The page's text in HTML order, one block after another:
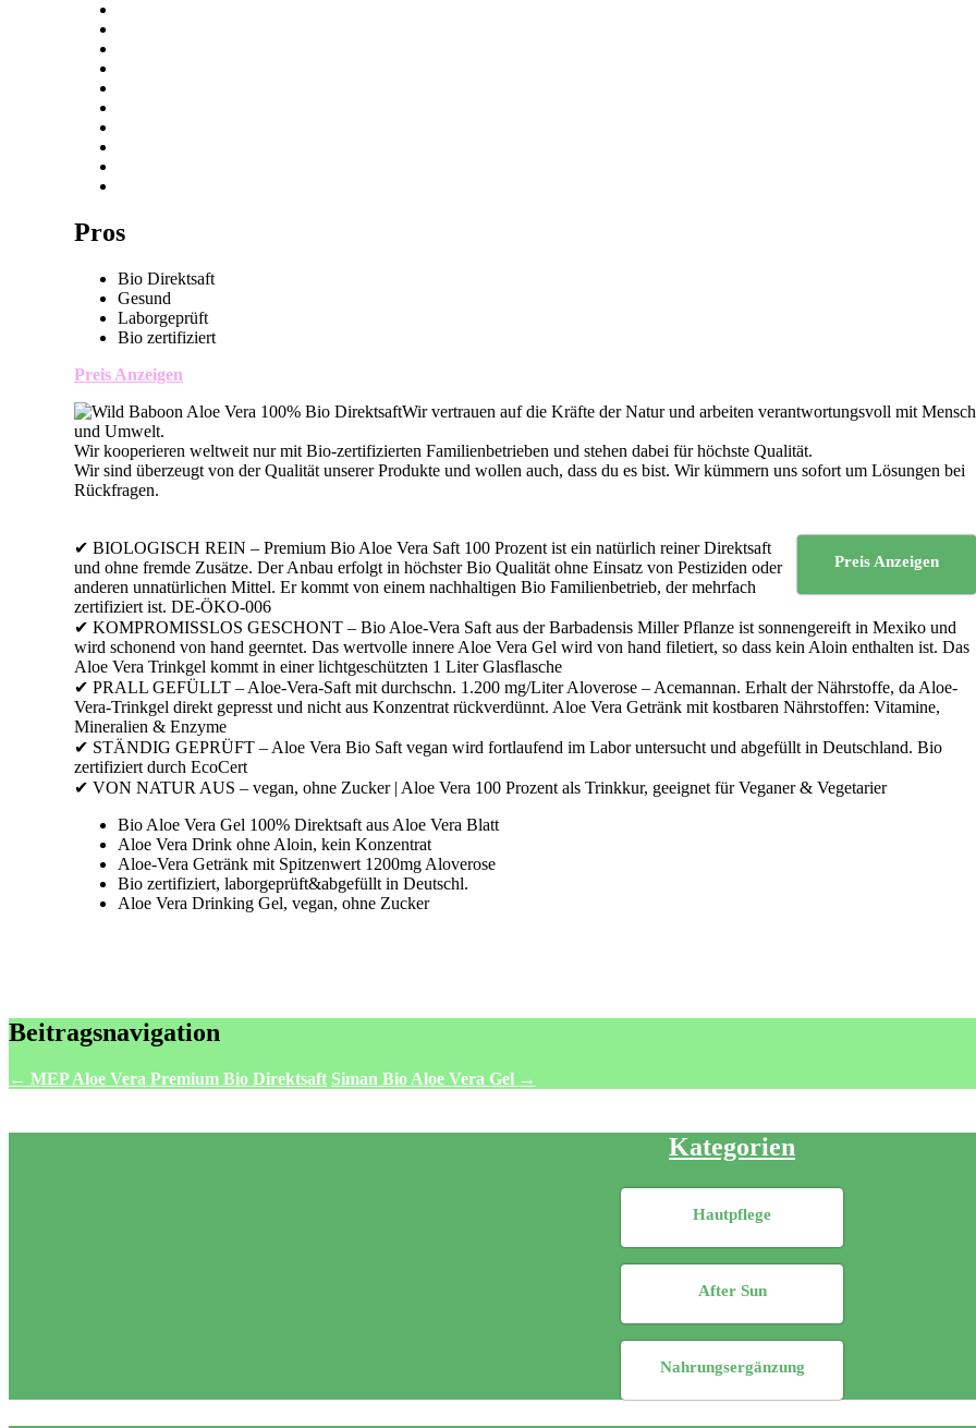
Pros
Bio Direktsaft
Gesund
Laborgeprüft
Bio zertifiziert
Preis Anzeigen
Wir vertrauen auf die Kräfte der Natur und arbeiten verantwortungsvoll mit Mensch
und Umwelt.
Wir kooperieren weltweit nur mit Bio-zertifizierten Familienbetrieben und stehen dabei für höchste Qualität.
Wir sind überzeugt von der Qualität unserer Produkte und wollen auch, dass du es bist. Wir kümmern uns sofort um Lösungen bei
Rückfragen.
Preis Anzeigen
✔ BIOLOGISCH REIN – Premium Bio Aloe Vera Saft 100 Prozent ist ein natürlich reiner Direktsaft
und ohne fremde Zusätze. Der Anbau erfolgt in höchster Bio Qualität ohne Einsatz von Pestiziden oder
anderen unnatürlichen Mittel. Er kommt von einem nachhaltigen Bio Familienbetrieb, der mehrfach
zertifiziert ist. DE-ÖKO-006
✔ KOMPROMISSLOS GESCHONT – Bio Aloe-Vera Saft aus der Barbadensis Miller Pflanze ist sonnengereift in Mexiko und
wird schonend von hand geerntet. Das wertvolle innere Aloe Vera Gel wird von hand filetiert, so dass kein Aloin enthalten ist. Das
Aloe Vera Trinkgel kommt in einer lichtgeschützten 1 Liter Glasflasche
✔ PRALL GEFÜLLT – Aloe-Vera-Saft mit durchschn. 1.200 mg/Liter Aloverose – Acemannan. Erhalt der Nährstoffe, da Aloe-
Vera-Trinkgel direkt gepresst und nicht aus Konzentrat rückverdünnt. Aloe Vera Getränk mit kostbaren Nährstoffen: Vitamine,
Mineralien & Enzyme
✔ STÄNDIG GEPRÜFT – Aloe Vera Bio Saft vegan wird fortlaufend im Labor untersucht und abgefüllt in Deutschland. Bio
zertifiziert durch EcoCert
✔ VON NATUR AUS – vegan, ohne Zucker | Aloe Vera 100 Prozent als Trinkkur, geeignet für Veganer & Vegetarier
Bio Aloe Vera Gel 100% Direktsaft aus Aloe Vera Blatt
Aloe Vera Drink ohne Aloin, kein Konzentrat
Aloe-Vera Getränk mit Spitzenwert 1200mg Aloverose
Bio zertifiziert, laborgeprüft&abgefüllt in Deutschl.
Aloe Vera Drinking Gel, vegan, ohne Zucker
Beitragsnavigation
← MEP Aloe Vera Premium Bio Direktsaft Siman Bio Aloe Vera Gel →
Kategorien
Hautpflege
After Sun
Nahrungsergänzung